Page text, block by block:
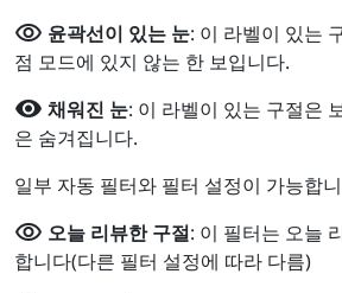
visibility 윤곽선이 있는 눈: 이 라벨이 있는
점 모드에 있지 않는 한 보입니다.
visibility 채워진 눈: 이 라벨이 있는 구절은
은 숨겨집니다.
일부 자동 필터와 필터 설정이 가능합
visibility 오늘 리뷰한 구절: 이 필터는 오늘
합니다(다른 필터 설정에 따라 다름)